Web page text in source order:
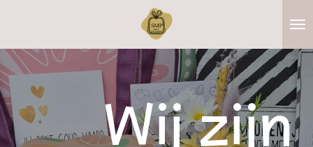
de
hoofdinhoud
Wij zijn